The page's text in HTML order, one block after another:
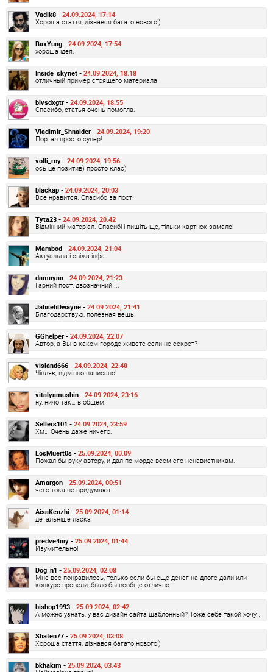
Vadik8 - 24.09.2024, 17:14
Хороша стаття, дізнався багато нового!)
BaxYung - 24.09.2024, 17:54
хороша ідея.
Inside_skynet - 24.09.2024, 18:18
отличный пример стоящего материала
blvsdxgtr - 24.09.2024, 18:55
Спасибо, статья очень помогла.
Vladimir_Shnaider - 24.09.2024, 19:20
Портал просто супер!
volli_roy - 24.09.2024, 19:56
ось це позитив) просто клас)
blackap - 24.09.2024, 20:03
Все нравится. Спасибо за пост!
Tyta23 - 24.09.2024, 20:42
Відмінний матеріал. Спасибі і пишіть ще, тільки картнок замало!
Mambod - 24.09.2024, 21:04
Актуальна і свіжа інфа
damayan - 24.09.2024, 21:23
Гарний пост, двозначний ...
JahsehDwayne - 24.09.2024, 21:41
Благодарствую, полезная вещь.
GGhelper - 24.09.2024, 22:07
Автор, а Вы в каком городе живете если не секрет?
visland666 - 24.09.2024, 22:48
Чіпляє, відмінно написано!
vitalyamushin - 24.09.2024, 23:16
ну, ничо так… в общем.
Sellers101 - 24.09.2024, 23:59
Хм… Очень даже ничего.
LosMuert0s - 25.09.2024, 00:09
Пожал бы руку автору, и дал по морде всем его ненавистникам.
Amargon - 25.09.2024, 00:51
чего тока не придумают...
AisaKenzhi - 25.09.2024, 01:14
детальніше ласка
predve4niy - 25.09.2024, 01:44
Изумительно!
Dog_n1 - 25.09.2024, 02:08
Мне все понравилось, только если бы еще денег на длоге дали или
конкурс провели, было бы вообще отлично.
bishop1993 - 25.09.2024, 02:42
А можно узнать, у вас дизайн сайта шаблонный? Тоже себе такой хочу…
Shaten77 - 25.09.2024, 03:08
Хороша стаття, дізнався багато нового!)
bkhakim - 25.09.2024, 03:43